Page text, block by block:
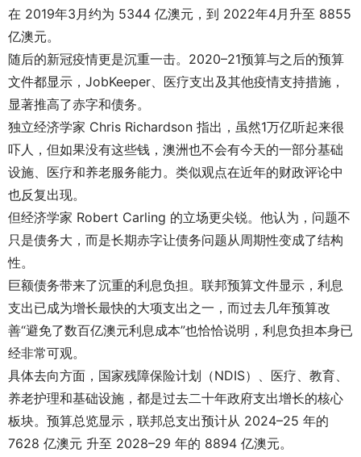
在 2019年3月约为 5344 亿澳元，到 2022年4月升至 8855
亿澳元。
随后的新冠疫情更是沉重一击。2020–21预算与之后的预算
文件都显示，JobKeeper、医疗支出及其他疫情支持措施，
显著推高了赤字和债务。
独立经济学家 Chris Richardson 指出，虽然1万亿听起来很
吓人，但如果没有这些钱，澳洲也不会有今天的一部分基础
设施、医疗和养老服务能力。类似观点在近年的财政评论中
也反复出现。
但经济学家 Robert Carling 的立场更尖锐。他认为，问题不
只是债务大，而是长期赤字让债务问题从周期性变成了结构
性。
巨额债务带来了沉重的利息负担。联邦预算文件显示，利息
支出已成为增长最快的大项支出之一，而过去几年预算改
善“避免了数百亿澳元利息成本”也恰恰说明，利息负担本身已
经非常可观。
具体去向方面，国家残障保险计划（NDIS）、医疗、教育、
养老护理和基础设施，都是过去二十年政府支出增长的核心
板块。预算总览显示，联邦总支出预计从 2024–25 年的
7628 亿澳元 升至 2028–29 年的 8894 亿澳元。